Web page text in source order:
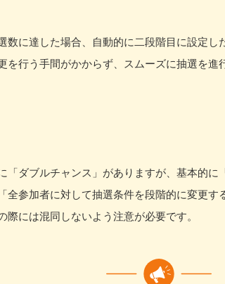
数に達した場合、自動的に二段階目に設定
行う手間がかからず、スムーズに抽選を進
「ダブルチャンス」がありますが、基本的
全参加者に対して抽選条件を段階的に変更
には混同しないよう注意が必要です。